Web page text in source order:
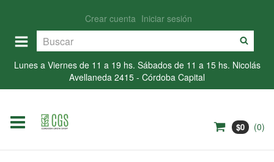
Crear cuenta Iniciar sesión
Lunes a Viernes de 11 a 19 hs. Sábados de 11 a 15 hs. Nicolás
Avellaneda 2415 - Córdoba Capital
(0)
$0